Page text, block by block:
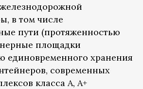
в том числе
пути (протяженностью
площадки
единовременного хранения
современных
класса А, А+